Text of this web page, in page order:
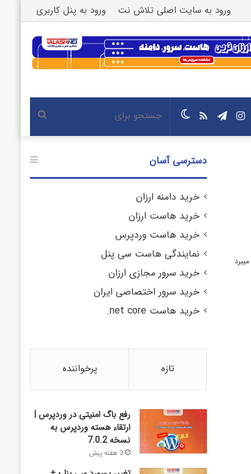
ورود به سایت اصلی تلاش نت ورود به پنل کاربری
جستجو تغییر
پوسته
خوراکتلگرام
اینستاگرام
دسترسی آسان
خرید دامنه ارزان
خرید هاست ارزان
خرید هاست وردپرس
نمایندگی هاست سی پنل
خرید سرور مجازی ارزان
خرید سرور اختصاصی ایران
خرید هاست net core.
تازه پرخواننده
رفع باگ امنیتی در وردپرس |
ارتقاء هسته وردپرس به
نسخه 7.0.2
3 هفته پیش